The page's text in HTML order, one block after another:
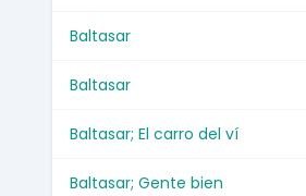
Baltasar
Baltasar
Baltasar; El carro del ví
Baltasar; Gente bien